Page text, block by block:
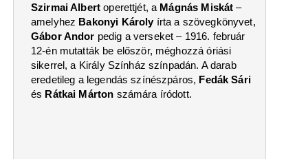
Szirmai Albert operettjét, a Mágnás Miskát –
amelyhez Bakonyi Károly írta a szövegkönyvet,
Gábor Andor pedig a verseket – 1916. február
12-én mutatták be először, méghozzá óriási
sikerrel, a Király Színház színpadán. A darab
eredetileg a legendás színészpáros, Fedák Sári
és Rátkai Márton számára íródott.